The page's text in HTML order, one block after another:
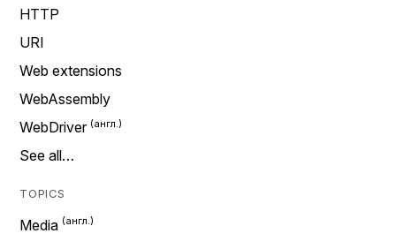
HTTP
URI
Web extensions
WebAssembly
WebDriver
See all…
TOPICS
Media